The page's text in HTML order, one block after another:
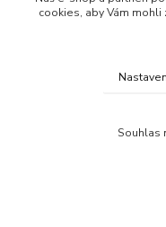
cookies, aby Vám mohli
Souhlas